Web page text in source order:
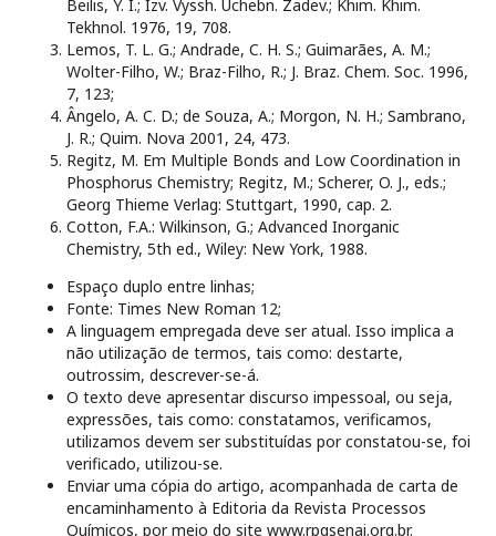
Beilis, Y. I.; Izv. Vyssh. Uchebn. Zadev.; Khim. Khim.
Tekhnol. 1976, 19, 708.
Lemos, T. L. G.; Andrade, C. H. S.; Guimarães, A. M.;
Wolter-Filho, W.; Braz-Filho, R.; J. Braz. Chem. Soc. 1996,
7, 123;
Ângelo, A. C. D.; de Souza, A.; Morgon, N. H.; Sambrano,
J. R.; Quim. Nova 2001, 24, 473.
Regitz, M. Em Multiple Bonds and Low Coordination in
Phosphorus Chemistry; Regitz, M.; Scherer, O. J., eds.;
Georg Thieme Verlag: Stuttgart, 1990, cap. 2.
Cotton, F.A.: Wilkinson, G.; Advanced Inorganic
Chemistry, 5th ed., Wiley: New York, 1988.
Espaço duplo entre linhas;
Fonte: Times New Roman 12;
A linguagem empregada deve ser atual. Isso implica a
não utilização de termos, tais como: destarte,
outrossim, descrever-se-á.
O texto deve apresentar discurso impessoal, ou seja,
expressões, tais como: constatamos, verificamos,
utilizamos devem ser substituídas por constatou-se, foi
verificado, utilizou-se.
Enviar uma cópia do artigo, acompanhada de carta de
encaminhamento à Editoria da Revista Processos
Químicos, por meio do site www.rpqsenai.org.br.